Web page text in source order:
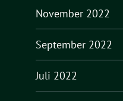
November 2022
September 2022
Juli 2022